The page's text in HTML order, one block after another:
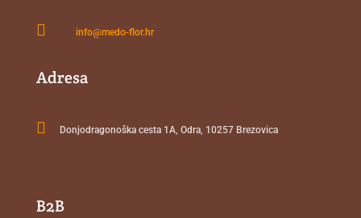
 info@medo-flor.hr
Adresa
 Donjodragonoška cesta 1A, Odra, 10257 Brezovica
B2B